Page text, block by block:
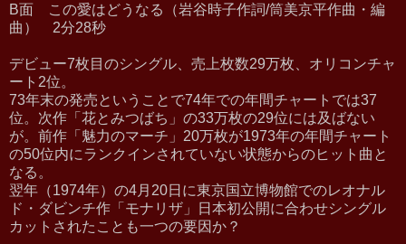
B面 この愛はどうなる（岩谷時子作詞/筒美京平作曲・編
曲） 2分28秒
デビュー7枚目のシングル、売上枚数29万枚、オリコンチャ
ート2位。
73年末の発売ということで74年での年間チャートでは37
位。次作「花とみつばち」の33万枚の29位には及ばない
が。前作「魅力のマーチ」20万枚が1973年の年間チャート
の50位内にランクインされていない状態からのヒット曲と
なる。
翌年（1974年）の4月20日に東京国立博物館でのレオナル
ド・ダビンチ作「モナリザ」日本初公開に合わせシングル
カットされたことも一つの要因か？